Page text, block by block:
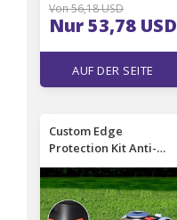
Von 56,18 USD
Nur 53,78 USD
AUF DER SEITE
Custom Edge
Protection Kit Anti-
Collision Strip For
Segway Navimow
Mower Robots i105N
i108N i110N Enhanced